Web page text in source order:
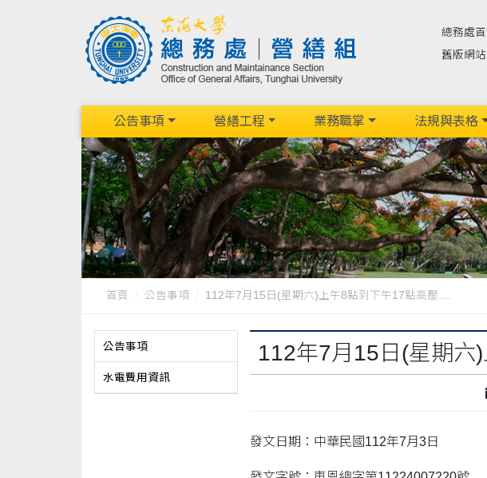
總務處首
舊版網站
公告事項 營繕工程 業務職掌 法規與表格
首頁 公告事項 112年7月15日(星期六)上午8點到下午17點高壓....
公告事項
水電費用資訊
112年7月15日(星期六
發文日期：中華民國112年7月3日